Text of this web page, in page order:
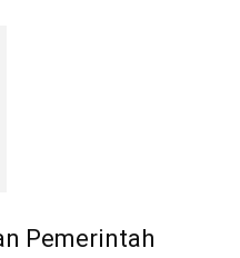
Pemerintah